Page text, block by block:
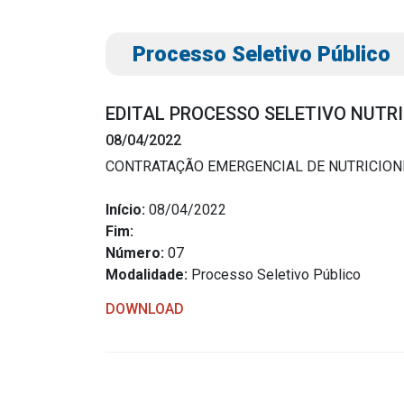
Transparência
Portal da Transparência
Radar da Transparência
Notícias
Processo Seletivo Público
EDITAL PROCESSO SELETIVO
08/04/2022
CONTRATAÇÃO EMERGENCIAL DE
Início: 08/04/2022
Fim:
Número: 07
Modalidade: Processo Seletivo Público
DOWNLOAD